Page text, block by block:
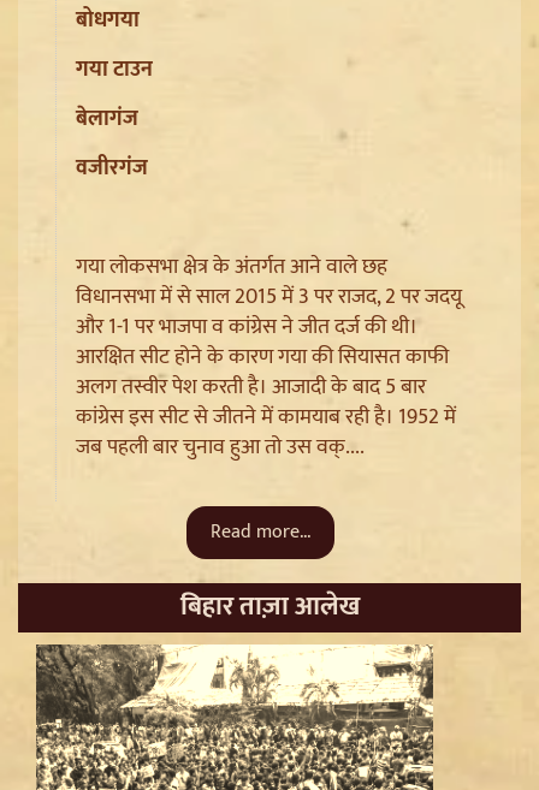
Jantar Mantar से अदालत तक: Brij Bhushan के खिलाफ
यौन उत्पीड़न मामले में Legal Battle का अंत
Sanjay Raut on Ram Mandir: 'राम के नाम पर लूट हो रही',
चढ़ावा चोरी के मुद्दे पर Shiv Sena UBT का हमला
बोधगया
गया टाउन
बेलागंज
वजीरगंज
गया लोकसभा क्षेत्र के अंतर्गत आने वाले छह
विधानसभा में से साल 2015 में 3 पर राजद, 2 पर जदयू
और 1-1 पर भाजपा व कांग्रेस ने जीत दर्ज की थी।
आरक्षित सीट होने के कारण गया की सियासत काफी
अलग तस्वीर पेश करती है। आजादी के बाद 5 बार
कांग्रेस इस सीट से जीतने में कामयाब रही है। 1952 में
जब पहली बार चुनाव हुआ तो उस वक्....
Read more...
बिहार ताज़ा आलेख